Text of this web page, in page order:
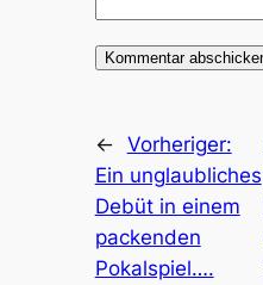
← Vorheriger:
Ein unglaubliches
Debüt in einem
packenden
Pokalspiel….